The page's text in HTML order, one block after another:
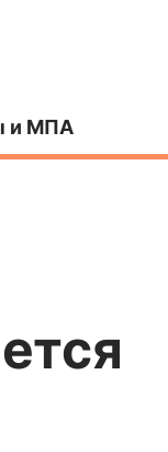
и МПА